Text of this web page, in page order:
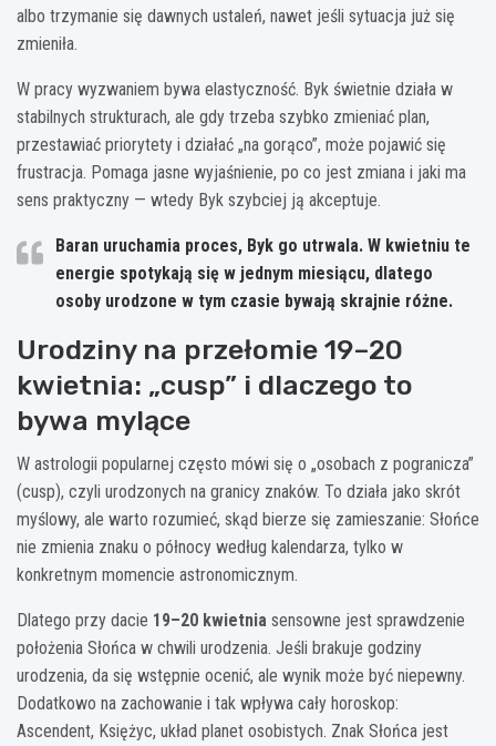
albo trzymanie się dawnych ustaleń, nawet jeśli sytuacja już się
zmieniła.
W pracy wyzwaniem bywa elastyczność. Byk świetnie działa w
stabilnych strukturach, ale gdy trzeba szybko zmieniać plan,
przestawiać priorytety i działać „na gorąco”, może pojawić się
frustracja. Pomaga jasne wyjaśnienie, po co jest zmiana i jaki ma
sens praktyczny — wtedy Byk szybciej ją akceptuje.
Baran uruchamia proces, Byk go utrwala. W kwietniu te
energie spotykają się w jednym miesiącu, dlatego
osoby urodzone w tym czasie bywają skrajnie różne.
Urodziny na przełomie 19–20
kwietnia: „cusp” i dlaczego to
bywa mylące
W astrologii popularnej często mówi się o „osobach z pogranicza”
(cusp), czyli urodzonych na granicy znaków. To działa jako skrót
myślowy, ale warto rozumieć, skąd bierze się zamieszanie: Słońce
nie zmienia znaku o północy według kalendarza, tylko w
konkretnym momencie astronomicznym.
Dlatego przy dacie 19–20 kwietnia sensowne jest sprawdzenie
położenia Słońca w chwili urodzenia. Jeśli brakuje godziny
urodzenia, da się wstępnie ocenić, ale wynik może być niepewny.
Dodatkowo na zachowanie i tak wpływa cały horoskop:
Ascendent, Księżyc, układ planet osobistych. Znak Słońca jest